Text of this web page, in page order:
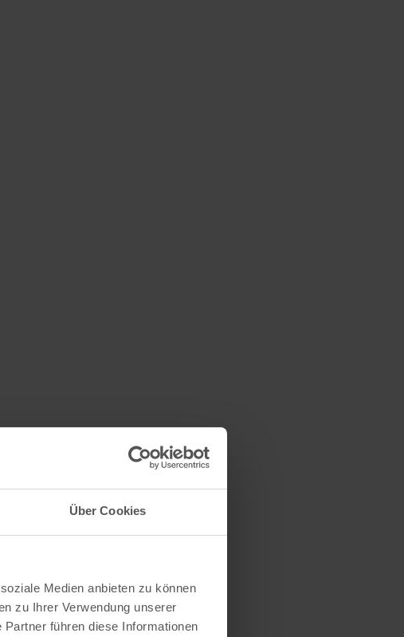
Über Cookies
Medien anbieten zu können
zu Ihrer Verwendung unserer
führen diese Informationen